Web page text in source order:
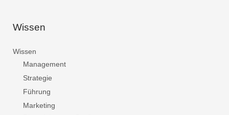
Wissen
Wissen
Management
Strategie
Führung
Marketing